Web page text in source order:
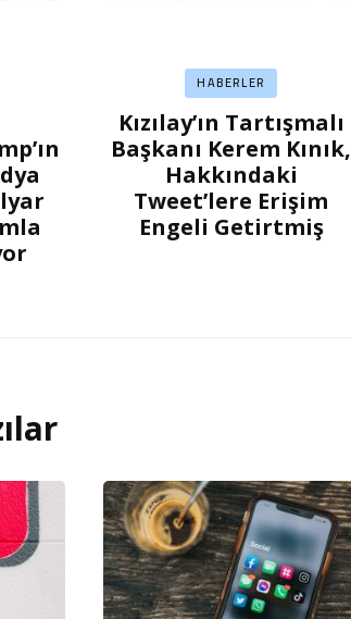
HABERLER
Kızılay’ın Tartışmalı
Başkanı Kerem Kınık,
Hakkındaki
Tweet’lere Erişim
Engeli Getirtmiş